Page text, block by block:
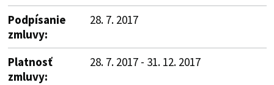
Podpísanie
zmluvy:
28. 7. 2017
Platnosť
zmluvy:
28. 7. 2017 - 31. 12. 2017